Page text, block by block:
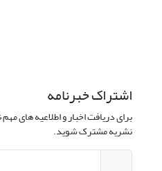
اشتراک خبرنامه
برای دریافت اخبار و اطلاعیه های
نشریه مشترک شوید.